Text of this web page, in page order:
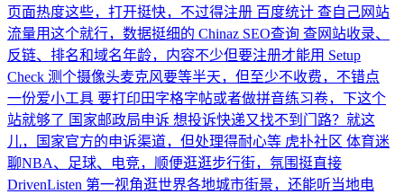
页面热度这些，打开挺快，不过得注册 百度统计 查自己网站
流量用这个就行，数据挺细的 Chinaz SEO查询 查网站收录、
反链、排名和域名年龄，内容不少但要注册才能用 Setup
Check 测个摄像头麦克风要等半天，但至少不收费，不错点
一份爱小工具 要打印田字格字帖或者做拼音练习卷，下这个
站就够了 国家邮政局申诉 想投诉快递又找不到门路？就这
儿，国家官方的申诉渠道，但处理得耐心等 虎扑社区 体育迷
聊NBA、足球、电竞，顺便逛逛步行街，氛围挺直接
DrivenListen 第一视角逛世界各地城市街景，还能听当地电